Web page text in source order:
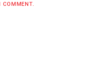
COMMENT.